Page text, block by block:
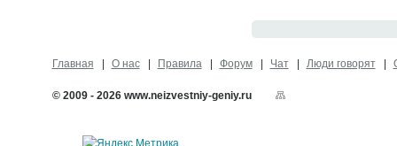
Главная О нас Правила Форум Чат Люди говорят
© 2009 - 2026 www.neizvestniy-geniy.ru
Карта сайта